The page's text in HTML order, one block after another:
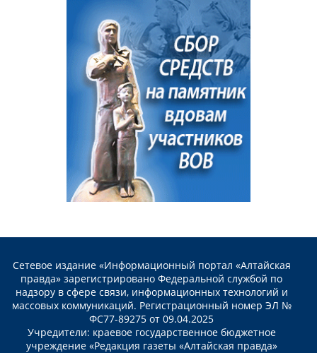
Сетевое издание «Информационный портал «Алтайская
правда» зарегистрировано Федеральной службой по
надзору в сфере связи, информационных технологий и
массовых коммуникаций. Регистрационный номер ЭЛ №
ФС77-89275 от 09.04.2025
Учредители: краевое государственное бюджетное
учреждение «Редакция газеты «Алтайская правда»